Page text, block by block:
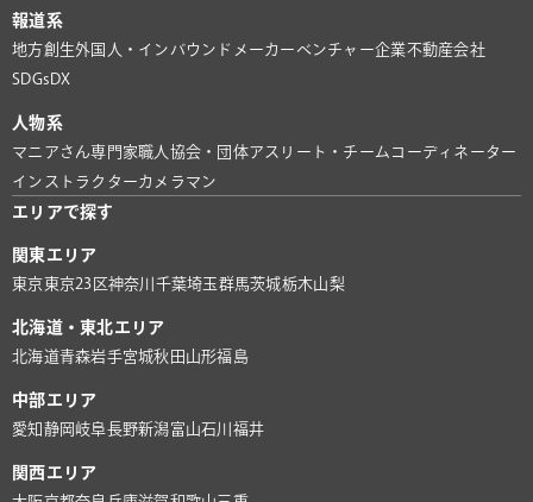
報道系
地方創生外国人・インバウンド メーカー ベンチャー企業不動産会社
SDGs DX
人物系
マニアさん専門家 職人 協会・団体アスリート・チーム コーディネーター
インストラクターカメラマン
エリアで探す
関東エリア
東京 東京23区神奈川 千葉埼玉群馬茨城栃木山梨
北海道・東北エリア
北海道青森岩手宮城秋田 山形福島
中部エリア
愛知 静岡 岐阜長野新潟富山石川 福井
関西エリア